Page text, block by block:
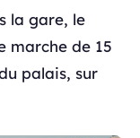
la gare, le
marche de 15
palais, sur